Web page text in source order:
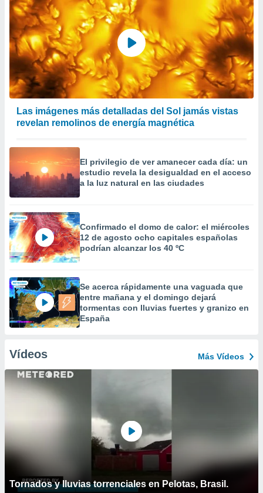
Las imágenes más detalladas del Sol jamás vistas
revelan remolinos de energía magnética
El privilegio de ver amanecer cada día: un
estudio revela la desigualdad en el acceso
a la luz natural en las ciudades
Confirmado el domo de calor: el miércoles
12 de agosto ocho capitales españolas
podrían alcanzar los 40 ºC
Se acerca rápidamente una vaguada que
entre mañana y el domingo dejará
tormentas con lluvias fuertes y granizo en
España
Vídeos Más Vídeos
Tornados y lluvias torrenciales en Pelotas, Brasil.